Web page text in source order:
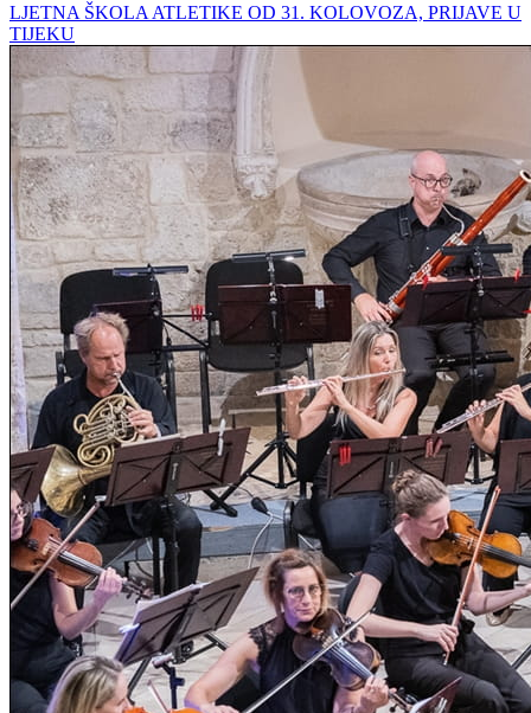
LJETNA ŠKOLA ATLETIKE OD 31. KOLOVOZA, PRIJAVE U
TIJEKU